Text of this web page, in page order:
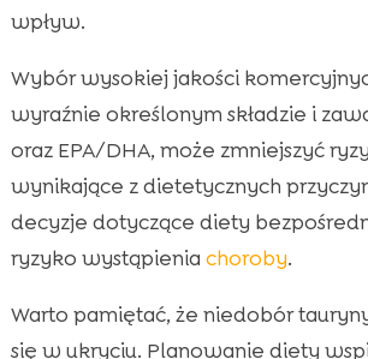
wpływ.
Wybór wysokiej jakości
wyraźnie określonym składzie i
oraz EPA/DHA, może zmniejszyć
wynikające z dietetycznych
decyzje dotyczące diety
ryzyko wystąpienia choroby.
Warto pamiętać, że niedobór
się w ukryciu. Planowanie diety